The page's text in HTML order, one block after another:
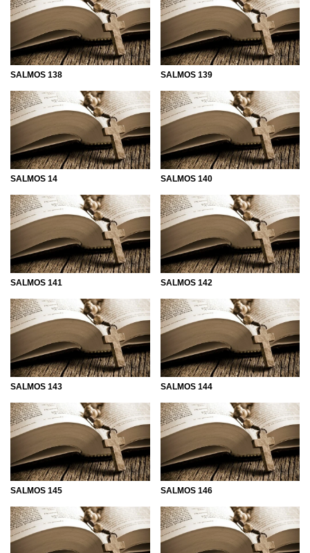
SALMOS 138 SALMOS 139
SALMOS 14 SALMOS 140
SALMOS 141 SALMOS 142
SALMOS 143 SALMOS 144
SALMOS 145 SALMOS 146